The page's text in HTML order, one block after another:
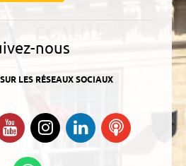
nous
LES RÉSEAUX SOCIAUX
nous sur Facebook
nous sur Twitter
Suivez-nous sur YouTube
Suivez-nous sur
Instagram
Retrouvez-
nous sur
Ecoutez